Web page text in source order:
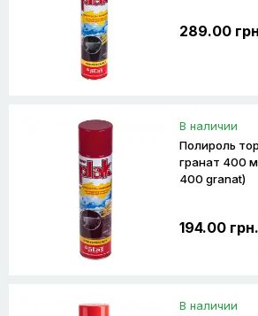
289.00
В наличии
Полироль
гранат 400
400 granat)
194.00 грн.
В наличии